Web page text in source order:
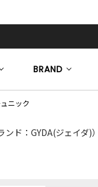
BRAND
ニック
ンド：GYDA(ジェイダ)）